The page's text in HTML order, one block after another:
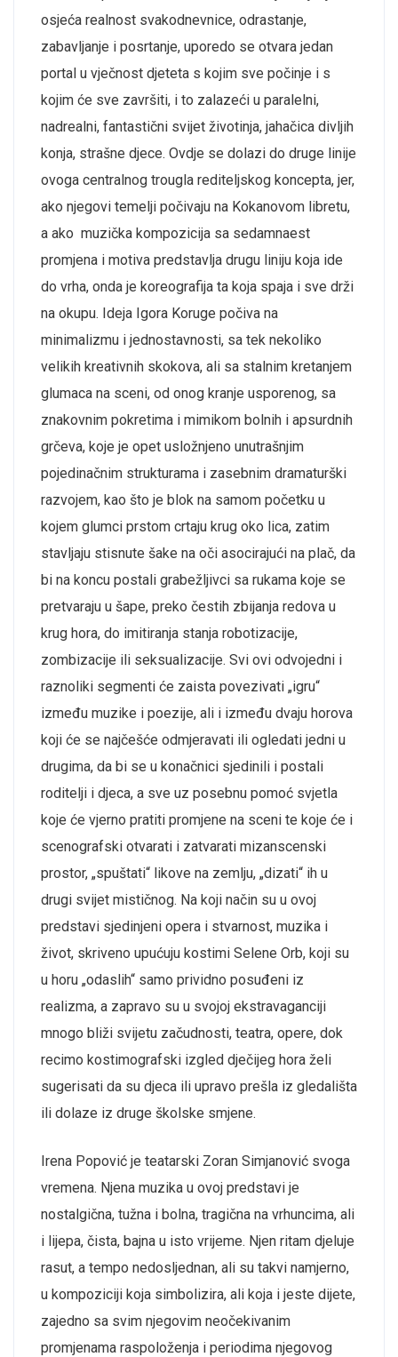
osjeća realnost svakodnevnice, odrastanje,
zabavljanje i posrtanje, uporedo se otvara jedan
portal u vječnost djeteta s kojim sve počinje i s
kojim će sve završiti, i to zalazeći u paralelni,
nadrealni, fantastični svijet životinja, jahačica divljih
konja, strašne djece. Ovdje se dolazi do druge linije
ovoga centralnog trougla rediteljskog koncepta, jer,
ako njegovi temelji počivaju na Kokanovom libretu,
a ako muzička kompozicija sa sedamnaest
promjena i motiva predstavlja drugu liniju koja ide
do vrha, onda je koreografija ta koja spaja i sve drži
na okupu. Ideja Igora Koruge počiva na
minimalizmu i jednostavnosti, sa tek nekoliko
velikih kreativnih skokova, ali sa stalnim kretanjem
glumaca na sceni, od onog kranje usporenog, sa
znakovnim pokretima i mimikom bolnih i apsurdnih
grčeva, koje je opet usložnjeno unutrašnjim
pojedinačnim strukturama i zasebnim dramaturški
razvojem, kao što je blok na samom početku u
kojem glumci prstom crtaju krug oko lica, zatim
stavljaju stisnute šake na oči asocirajući na plač, da
bi na koncu postali grabežljivci sa rukama koje se
pretvaraju u šape, preko čestih zbijanja redova u
krug hora, do imitiranja stanja robotizacije,
zombizacije ili seksualizacije. Svi ovi odvojedni i
raznoliki segmenti će zaista povezivati „igru“
između muzike i poezije, ali i između dvaju horova
koji će se najčešće odmjeravati ili ogledati jedni u
drugima, da bi se u konačnici sjedinili i postali
roditelji i djeca, a sve uz posebnu pomoć svjetla
koje će vjerno pratiti promjene na sceni te koje će i
scenografski otvarati i zatvarati mizanscenski
prostor, „spuštati“ likove na zemlju, „dizati“ ih u
drugi svijet mističnog. Na koji način su u ovoj
predstavi sjedinjeni opera i stvarnost, muzika i
život, skriveno upućuju kostimi Selene Orb, koji su
u horu „odaslih“ samo prividno posuđeni iz
realizma, a zapravo su u svojoj ekstravaganciji
mnogo bliži svijetu začudnosti, teatra, opere, dok
recimo kostimografski izgled dječijeg hora želi
sugerisati da su djeca ili upravo prešla iz gledališta
ili dolaze iz druge školske smjene.
Irena Popović je teatarski Zoran Simjanović svoga
vremena. Njena muzika u ovoj predstavi je
nostalgična, tužna i bolna, tragična na vrhuncima, ali
i lijepa, čista, bajna u isto vrijeme. Njen ritam djeluje
rasut, a tempo nedosljednan, ali su takvi namjerno,
u kompoziciji koja simbolizira, ali koja i jeste dijete,
zajedno sa svim njegovim neočekivanim
promjenama raspoloženja i periodima njegovog